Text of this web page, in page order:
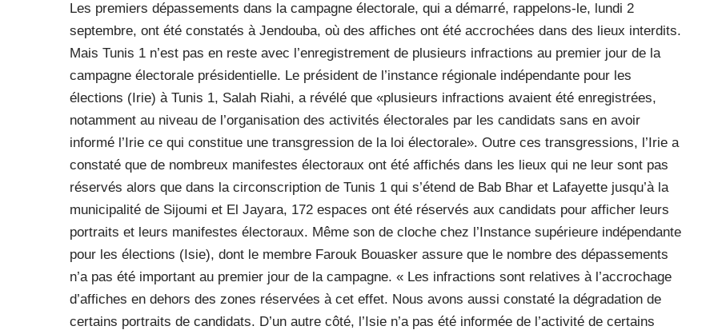
Les premiers dépassements dans la campagne électorale, qui a démarré, rappelons-le, lundi 2
septembre, ont été constatés à Jendouba, où des affiches ont été accrochées dans des lieux interdits.
Mais Tunis 1 n’est pas en reste avec l’enregistrement de plusieurs infractions au premier jour de la
campagne électorale présidentielle. Le président de l’instance régionale indépendante pour les
élections (Irie) à Tunis 1, Salah Riahi, a révélé que «plusieurs infractions avaient été enregistrées,
notamment au niveau de l’organisation des activités électorales par les candidats sans en avoir
informé l’Irie ce qui constitue une transgression de la loi électorale». Outre ces transgressions, l’Irie a
constaté que de nombreux manifestes électoraux ont été affichés dans les lieux qui ne leur sont pas
réservés alors que dans la circonscription de Tunis 1 qui s’étend de Bab Bhar et Lafayette jusqu’à la
municipalité de Sijoumi et El Jayara, 172 espaces ont été réservés aux candidats pour afficher leurs
portraits et leurs manifestes électoraux. Même son de cloche chez l’Instance supérieure indépendante
pour les élections (Isie), dont le membre Farouk Bouasker assure que le nombre des dépassements
n’a pas été important au premier jour de la campagne. « Les infractions sont relatives à l’accrochage
d’affiches en dehors des zones réservées à cet effet. Nous avons aussi constaté la dégradation de
certains portraits de candidats. D’un autre côté, l’Isie n’a pas été informée de l’activité de certains